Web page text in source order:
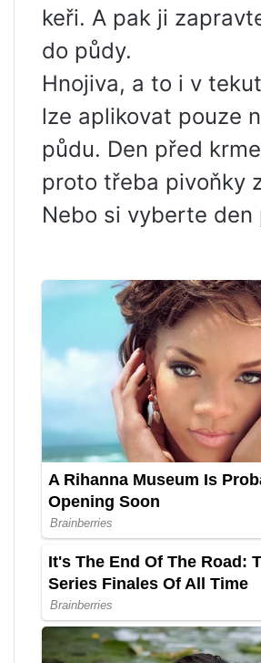
keři. A pak ji
do půdy.
Hnojiva, a to i v
lze aplikovat pouze
půdu. Den před
proto třeba pivoňky
Nebo si vyberte den